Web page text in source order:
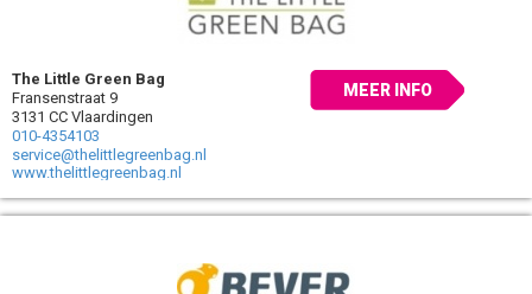
The Little Green Bag
Fransenstraat 9
3131 CC Vlaardingen
010-4354103
service@thelittlegreenbag.nl
www.thelittlegreenbag.nl
MEER INFO